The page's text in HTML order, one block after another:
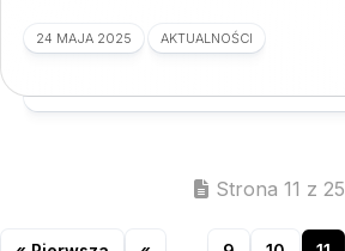
24 MAJA 2025 AKTUALNOŚCI
Strona 11 z 25